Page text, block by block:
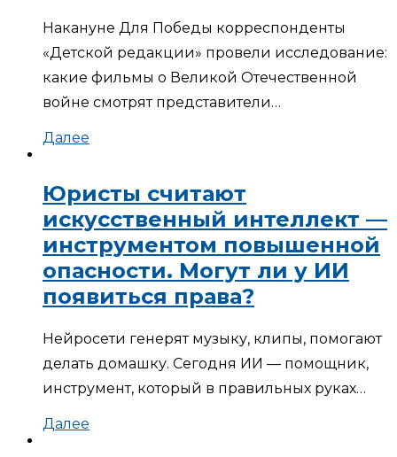
Накануне Для Победы корреспонденты
«Детской редакции» провели исследование:
какие фильмы о Великой Отечественной
войне смотрят представители…
Далее
Юристы считают
искусственный интеллект —
инструментом повышенной
опасности. Могут ли у ИИ
появиться права?
Нейросети генерят музыку, клипы, помогают
делать домашку. Сегодня ИИ — помощник,
инструмент, который в правильных руках…
Далее